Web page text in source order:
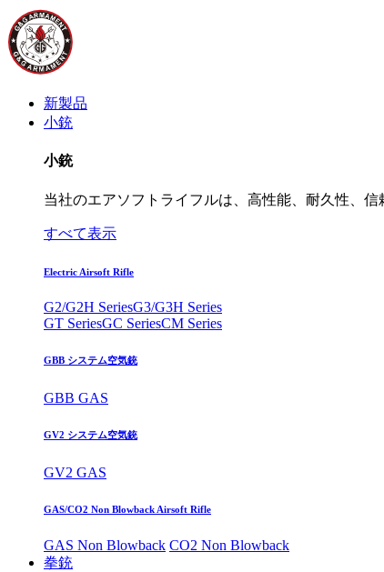
新製品
小銃
小銃
当社のエアソフトライフルは、高性能、耐久性、
すべて表示
Electric Airsoft Rifle
G2/G2H SeriesG3/G3H Series
GT SeriesGC SeriesCM Series
GBB システム空気銃
GBB GAS
GV2 システム空気銃
GV2 GAS
GAS/CO2 Non Blowback Airsoft Rifle
GAS Non Blowback CO2 Non Blowback
拳銃